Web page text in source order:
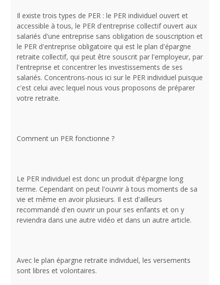
Il existe trois types de PER : le PER individuel ouvert et
accessible à tous, le PER d'entreprise collectif ouvert aux
salariés d'une entreprise sans obligation de souscription et
le PER d'entreprise obligatoire qui est le plan d'épargne
retraite collectif, qui peut être souscrit par l'employeur, par
l'entreprise et concentrer les investissements de ses
salariés. Concentrons-nous ici sur le PER individuel puisque
c'est celui avec lequel nous vous proposons de préparer
votre retraite.
Comment un PER fonctionne ?
Le PER individuel est donc un produit d'épargne long
terme. Cependant on peut l'ouvrir à tous moments de sa
vie et même en avoir plusieurs. Il est d'ailleurs
recommandé d'en ouvrir un pour ses enfants et on y
reviendra dans une autre vidéo et dans un autre article.
Avec le plan épargne retraite individuel, les versements
sont libres et volontaires.